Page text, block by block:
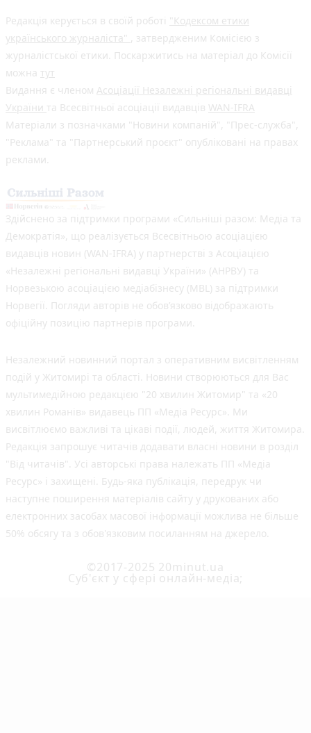
Редакція керується в своїй роботі "Кодексом етики
українського журналіста" , затвердженим Комісією з
журналістської етики. Поскаржитись на матеріал до Комісії
можна тут
Видання є членом Асоціації Незалежні регіональні видавці
України та Всесвітньої асоціації видавців WAN-IFRA
Матеріали з позначками "Новини компаній", "Прес-служба",
"Реклама" та "Партнерський проєкт" опубліковані на правах
реклами.
Здійснено за підтримки програми «Сильніші разом: Медіа та
Демократія», що реалізується Всесвітньою асоціацією
видавців новин (WAN-IFRA) у партнерстві з Асоціацією
«Незалежні регіональні видавці України» (АНРВУ) та
Норвезькою асоціацією медіабізнесу (MBL) за підтримки
Норвегії. Погляди авторів не обов’язково відображають
офіційну позицію партнерів програми.
Незалежний новинний портал з оперативним висвітленням
подій у Житомирі та області. Новини створюються для Вас
мультимедійною редакцією "20 хвилин Житомир" та «20
хвилин Романів» видавець ПП «Медіа Ресурс». Ми
висвітлюємо важливі та цікаві події, людей, життя Житомира.
Редакція запрошує читачів додавати власні новини в розділ
"Від читачів". Усі авторські права належать ПП «Медіа
Ресурс» і захищені. Будь-яка публiкацiя, передрук чи
наступне поширення матеріалів сайту у друкованих або
електронних засобах масової інформації можлива не більше
50% обсягу та з обов'язковим посиланням на джерело.
©2017-2025 20minut.ua
Cуб'єкт у сфері онлайн-медіа;